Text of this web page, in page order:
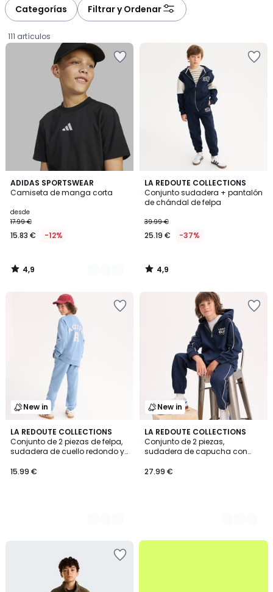
Categorías Filtrar y Ordenar
111 artículos
ADIDAS SPORTSWEAR
Camiseta de manga corta
Precio
a
partir
15.83
€
descuento
desde
17.99 €
15.83 € -12%
4,9
/ 5
2
Colores
4,9
/
LA REDOUTE COLLECTIONS
Conjunto sudadera + pantalón
de chándal de felpa
39.99 €
25.19 € -37%
4,9
/ 5
4,9
/
New in
LA REDOUTE COLLECTIONS
Conjunto de 2 piezas de felpa,
sudadera de cuello redondo y
15.99 €
2
Colores
New in
LA REDOUTE COLLECTIONS
Conjunto de 2 piezas,
sudadera de capucha con
chándal, de felpa
27.99 €
2
Colores
.